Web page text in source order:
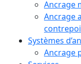
Ancrage
Ancrage
Systèmes
Ancrage